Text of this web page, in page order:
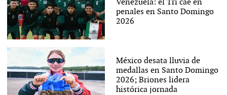
Venezuela: el Tri cae en
penales en Santo Domingo
2026
México desata lluvia de
medallas en Santo Domingo
2026; Briones lidera
histórica jornada